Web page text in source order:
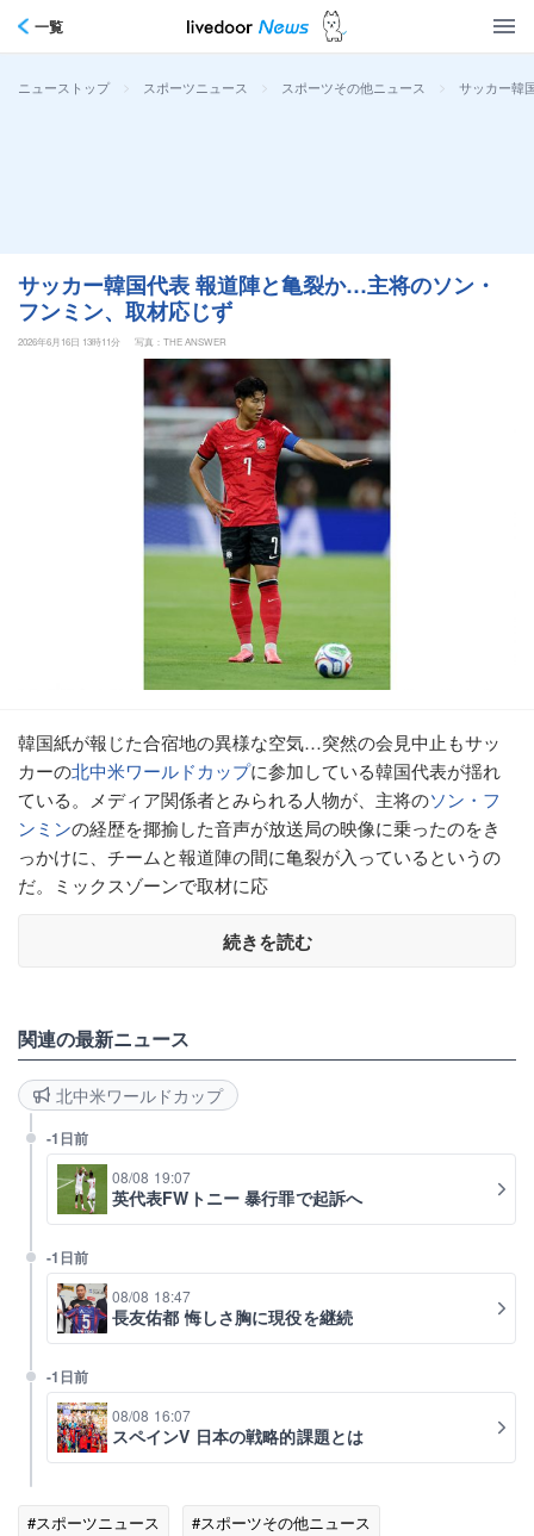
一覧
ニューストップ > スポーツニュース > スポーツその他ニュース > サッカー韓
サッカー韓国代表 報道陣と亀裂か…主将のソン・
フンミン、取材応じず
2026年6月16日 13時11分 写真：THE ANSWER
韓国紙が報じた合宿地の異様な空気…突然の会見中止もサッ
カーの北中米ワールドカップに参加している韓国代表が揺れ
ている。メディア関係者とみられる人物が、主将のソン・フ
ンミンの経歴を揶揄した音声が放送局の映像に乗ったのをき
っかけに、チームと報道陣の間に亀裂が入っているというの
だ。ミックスゾーンで取材に応
続きを読む
関連の最新ニュース
北中米ワールドカップ
-1日前
08/08 19:07
英代表FWトニー 暴行罪で起訴へ
-1日前
08/08 18:47
長友佑都 悔しさ胸に現役を継続
-1日前
08/08 16:07
スペインV 日本の戦略的課題とは
#スポーツニュース
#スポーツその他ニュース